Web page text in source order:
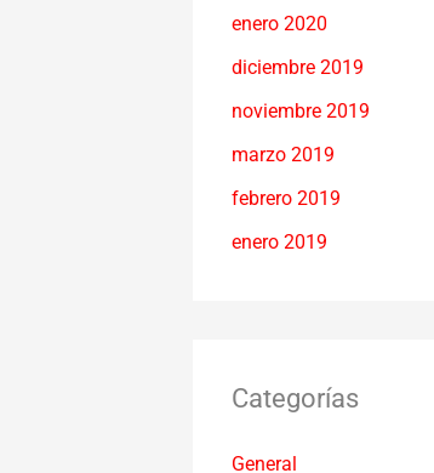
enero 2020
diciembre 2019
noviembre 2019
marzo 2019
febrero 2019
enero 2019
Categorías
General